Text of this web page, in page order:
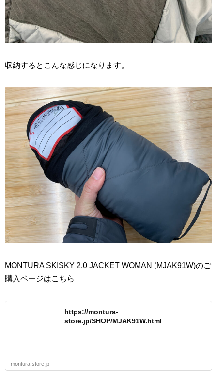
収納するとこんな感じになります。
MONTURA SKISKY 2.0 JACKET WOMAN (MJAK91W)のご
購入ページはこちら
https://montura-
store.jp/SHOP/MJAK91W.html
montura-store.jp